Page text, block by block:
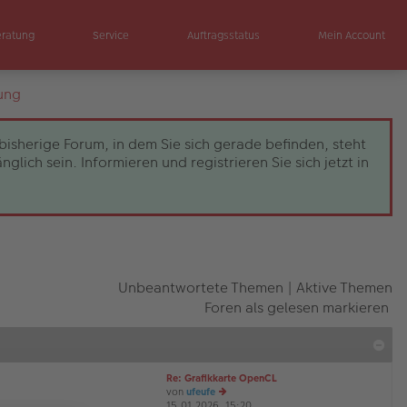
Service Auftragsstatus Mein Account
Forum, in dem Sie sich gerade befinden, steht
sein. Informieren und registrieren Sie sich jetzt in
Unbeantwortete Themen | Aktive Themen
Foren als gelesen markieren
Re: Grafikkarte OpenCL
von ufeufe